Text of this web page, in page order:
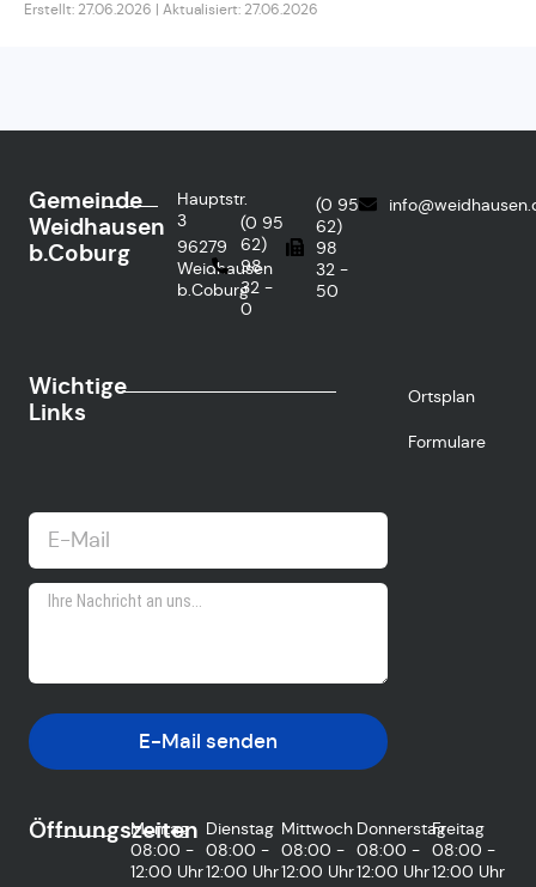
Erstellt: 27.06.2026 | Aktualisiert: 27.06.2026
Gemeinde
Weidhausen
b.Coburg
Hauptstr.
3
96279
Weidhausen
b.Coburg
(0 95
62)
98
32 -
0
(0 95
62)
98
32 -
50
Wichtige
Links
Ortsplan
Formulare
E-Mail senden
Öffnungszeiten
Montag
08:00 -
12:00 Uhr
Dienstag
08:00 -
12:00 Uhr
Mittwoch
08:00 -
12:00 Uhr
Donnerstag
08:00 -
12:00 Uhr
Freitag
08:00 -
12:00 Uhr